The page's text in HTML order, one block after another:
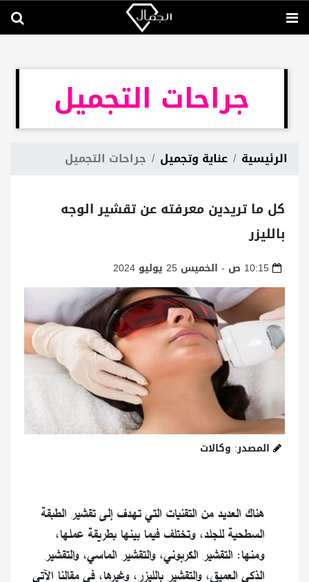
جراحات التجميل
الرئيسية عناية وتجميل جراحات التجميل
كل ما تريدين معرفته عن تقشير الوجه
بالليزر
المصدر: وكالات
هناك العديد من التقنيات التي تهدف إلى تقشير الطبقة
السطحية للجلد، وتختلف فيما بينها بطريقة عملها،
ومنها: التقشير الكربوني، والتقشير الماسي، والتقشير
الذكي العميق، والتقشير بالليزر، وغيرها، في مقالنا الآتي